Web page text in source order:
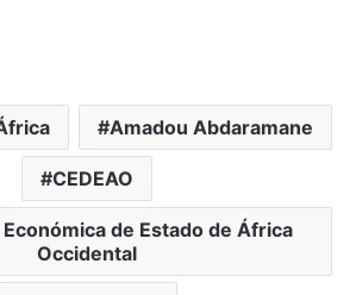
Amadou Abdaramane
CEDEAO
de Estado de África
Occidental